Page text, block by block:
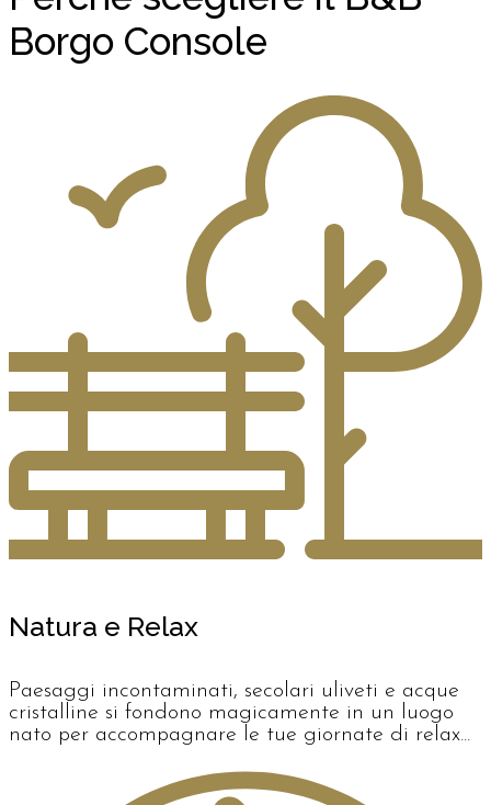
Borgo Console
Natura e Relax
Paesaggi incontaminati, secolari uliveti e acque
cristalline si fondono magicamente in un luogo
nato per accompagnare le tue giornate di relax...